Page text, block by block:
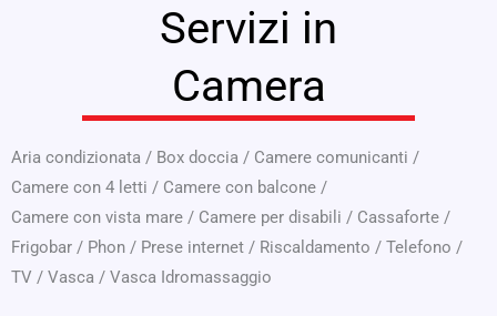
Servizi in
Camera
Aria condizionata / Box doccia / Camere comunicanti /
Camere con 4 letti / Camere con balcone /
Camere con vista mare / Camere per disabili / Cassaforte /
Frigobar / Phon / Prese internet / Riscaldamento / Telefono /
TV / Vasca / Vasca Idromassaggio